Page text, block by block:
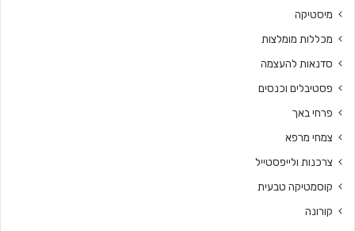
מיסטיקה
מכללות מומלצות
סדנאות להעצמה
פסטיבלים וכנסים
פרחי באך
צמחי מרפא
צרכנות ולייפסטייל
קוסמטיקה טבעית
קורונה